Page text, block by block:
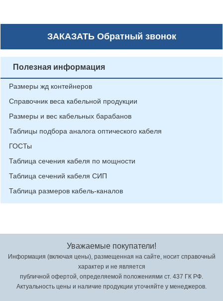
ЗАКАЗАТЬОбратный звонок
Полезная информация
Размеры жд контейнеров
Справочник веса кабельной продукции
Размеры и вес кабельных барабанов
Таблицы подбора аналога оптического кабеля
ГОСТы
Таблица сечения кабеля по мощности
Таблица сечений кабеля СИП
Таблица размеров кабель-каналов
Уважаемые покупатели!
Информация (включая цены), размещенная на сайте, носит справочный
характер и не является
публичной офертой, определяемой положениями ст. 437 ГК РФ.
Актуальность цены и наличие продукции уточняйте у менеджеров.